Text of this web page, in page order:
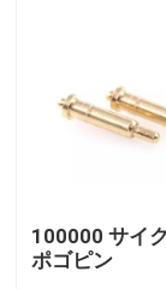
私達について
品質管理
100000 サイ
ポゴピン